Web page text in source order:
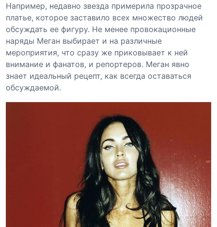
Например, недавно звезда примерила прозрачное
платье, которое заставило всех множество людей
обсуждать ее фигуру. Не менее провокационные
наряды Меган выбирает и на различные
мероприятия, что сразу же приковывает к ней
внимание и фанатов, и репортеров. Меган явно
знает идеальный рецепт, как всегда оставаться
обсуждаемой.